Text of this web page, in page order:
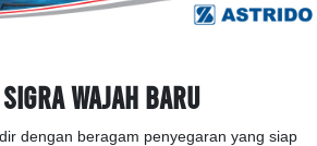
Wajah Baru
dengan beragam penyegaran yang siap